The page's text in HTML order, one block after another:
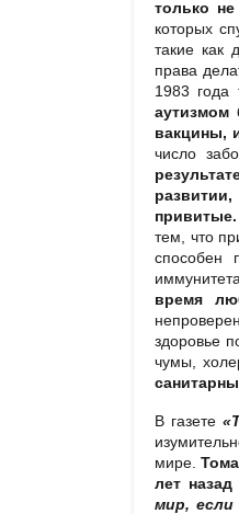
только
которых
такие как
права
1983 года
аутизмом
вакцины,
число
тем, что
способен
время
здоровье
чумы,
В газете
мире.
лет
мир,